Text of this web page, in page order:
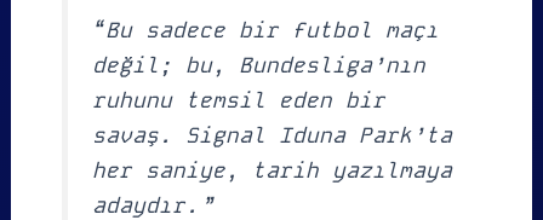
“Bu sadece bir futbol maçı
değil; bu, Bundesliga’nın
ruhunu temsil eden bir
savaş. Signal Iduna Park’ta
her saniye, tarih yazılmaya
adaydır.”